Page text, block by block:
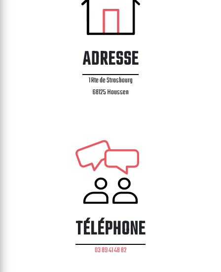
ADRESSE
1 Rte de Strasbourg
68125 Houssen
TÉLÉPHONE
03 89 41 48 82